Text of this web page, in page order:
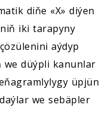
diňe «X» diýen
iki tarapyny
aýdyp
we düýpli kanunlar
üpjün
we sebäpler